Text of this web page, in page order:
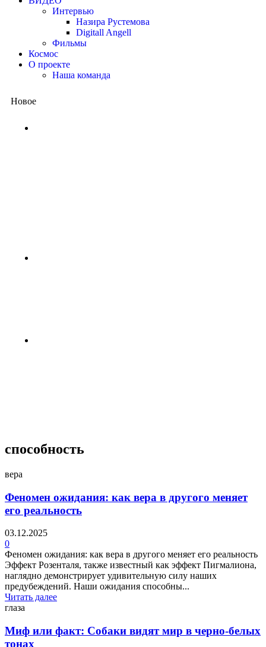
Интервью
Назира Рустемова
Digitall Angell
Фильмы
Космос
О проекте
Наша команда
Новое
способность
вера
Феномен ожидания: как вера в другого меняет
его реальность
03.12.2025
0
Феномен ожидания: как вера в другого меняет его реальность
Эффект Розенталя, также известный как эффект Пигмалиона,
наглядно демонстрирует удивительную силу наших
предубеждений. Наши ожидания способны...
Читать далее
глаза
Миф или факт: Собаки видят мир в черно-белых
тонах